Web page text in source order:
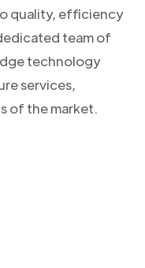
quality, efficiency
team of
technology
services,
of the market.